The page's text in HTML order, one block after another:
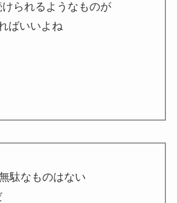
られるようなものが
ばいいよね
駄なものはない